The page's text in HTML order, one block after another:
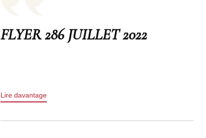
FLYER 286 JUILLET 2022
Lire davantage